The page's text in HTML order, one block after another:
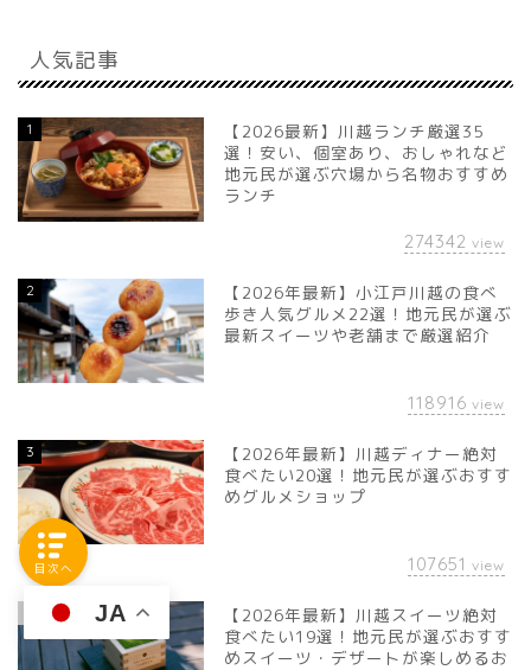
人気記事
1
【2026最新】川越ランチ厳選35
選！安い、個室あり、おしゃれなど
地元民が選ぶ穴場から名物おすすめ
ランチ
274342 view
2
【2026年最新】小江戸川越の食べ
歩き人気グルメ22選！地元民が選ぶ
最新スイーツや老舗まで厳選紹介
118916 view
3
【2026年最新】川越ディナー絶対
食べたい20選！地元民が選ぶおすす
めグルメショップ
107651 view
【2026年最新】川越スイーツ絶対
食べたい19選！地元民が選ぶおすす
めスイーツ・デザートが楽しめるお
JA
目次へ